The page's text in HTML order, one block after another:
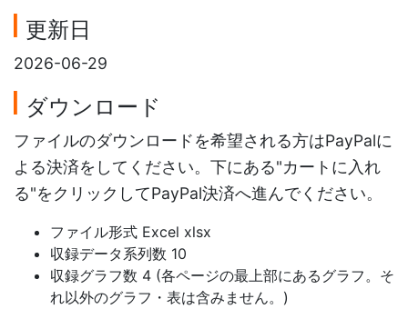
更新日
2026-06-29
ダウンロード
ファイルのダウンロードを希望される方はPayPalに
よる決済をしてください。下にある"カートに入れ
る"をクリックしてPayPal決済へ進んでください。
ファイル形式 Excel xlsx
収録データ系列数 10
収録グラフ数 4 (各ページの最上部にあるグラフ。そ
れ以外のグラフ・表は含みません。)